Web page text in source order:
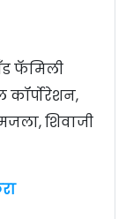
फॅमिली
शिवाजी